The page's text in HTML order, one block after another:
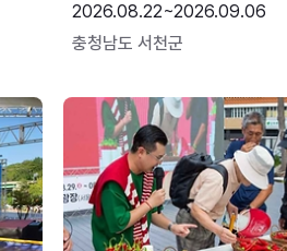
2026.08.22~2026.09.06
충청남도 서천군